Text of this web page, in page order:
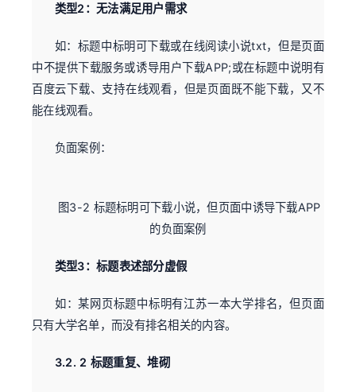
类型2：无法满足用户需求
如：标题中标明可下载或在线阅读小说txt，但是页面
中不提供下载服务或诱导用户下载APP;或在标题中说明有
百度云下载、支持在线观看，但是页面既不能下载，又不
能在线观看。
负面案例：
图3-2 标题标明可下载小说，但页面中诱导下载APP
的负面案例
类型3：标题表述部分虚假
如：某网页标题中标明有江苏一本大学排名，但页面
只有大学名单，而没有排名相关的内容。
3.2. 2 标题重复、堆砌